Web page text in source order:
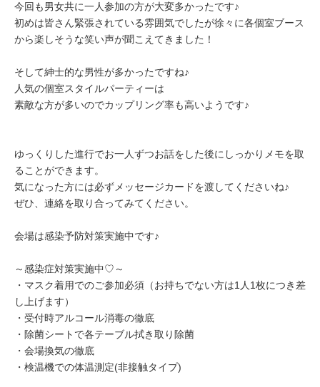
今回も男女共に一人参加の方が大変多かったです♪
初めは皆さん緊張されている雰囲気でしたが徐々に各個室ブース
から楽しそうな笑い声が聞こえてきました！
そして紳士的な男性が多かったですね♪
人気の個室スタイルパーティーは
素敵な方が多いのでカップリング率も高いようです♪
ゆっくりした進行でお一人ずつお話をした後にしっかりメモを取
ることができます。
気になった方には必ずメッセージカードを渡してくださいね♪
ぜひ、連絡を取り合ってみてください。
会場は感染予防対策実施中です♪
～感染症対策実施中♡～
・マスク着用でのご参加必須（お持ちでない方は1人1枚につき差
し上げます）
・受付時アルコール消毒の徹底
・除菌シートで各テーブル拭き取り除菌
・会場換気の徹底
・検温機での体温測定(非接触タイプ)